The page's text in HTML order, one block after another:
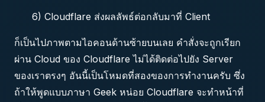
6) Cloudflare ส่งผลลัพธ์ต่อกลับมาที่ Client
ก็เป็นไปภาพตามไอคอนด้านซ้ายบนเลย คำสั่งจะถูกเรียก
ผ่าน Cloud ของ Cloudflare ไม่ได้ติดต่อไปยัง Server
ของเราตรงๆ อันนี้เป็นโหมดที่สองของการทำงานครับ ซึ่ง
ถ้าให้พูดแบบภาษา Geek หน่อย Cloudflare จะทำหน้าที่